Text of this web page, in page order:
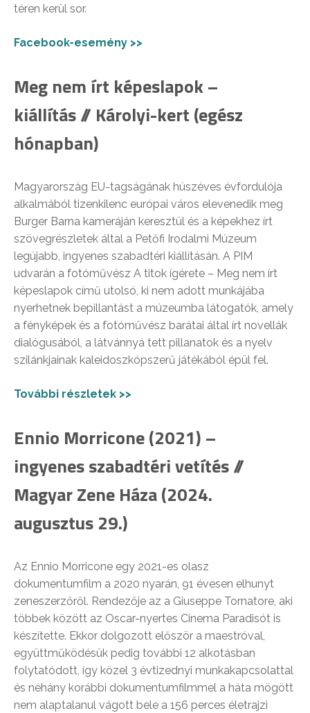
téren kerül sor.
Facebook-esemény >>
Meg nem írt képeslapok –
kiállítás // Károlyi-kert (egész
hónapban)
Magyarország EU-tagságának húszéves évfordulója
alkalmából tizenkilenc európai város elevenedik meg
Burger Barna kameráján keresztül és a képekhez írt
szövegrészletek által a Petőfi Irodalmi Múzeum
legújabb, ingyenes szabadtéri kiállításán. A PIM
udvarán a fotóművész A titok ígérete – Meg nem írt
képeslapok című utolsó, ki nem adott munkájába
nyerhetnek bepillantást a múzeumba látogatók, amely
a fényképek és a fotóművész barátai által írt novellák
dialógusából, a látvánnyá tett pillanatok és a nyelv
szilánkjainak kaleidoszkópszerű játékából épül fel.
További részletek >>
Ennio Morricone (2021) –
ingyenes szabadtéri vetítés //
Magyar Zene Háza (2024.
augusztus 29.)
Az Ennio Morricone egy 2021-es olasz
dokumentumfilm a 2020 nyarán, 91 évesen elhunyt
zeneszerzőről. Rendezője az a Giuseppe Tornatore, aki
többek között az Oscar-nyertes Cinema Paradisót is
készítette. Ekkor dolgozott először a maestróval,
együttműködésük pedig további 12 alkotásban
folytatódott, így közel 3 évtizednyi munkakapcsolattal
és néhány korábbi dokumentumfilmmel a háta mögött
nem alaptalanul vágott bele a 156 perces életrajzi